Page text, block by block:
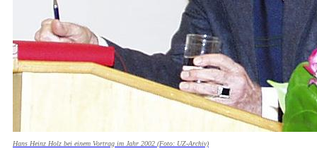
Hans Heinz Holz bei einem Vortrag im Jahr 2002 (Foto: UZ-Archiv)